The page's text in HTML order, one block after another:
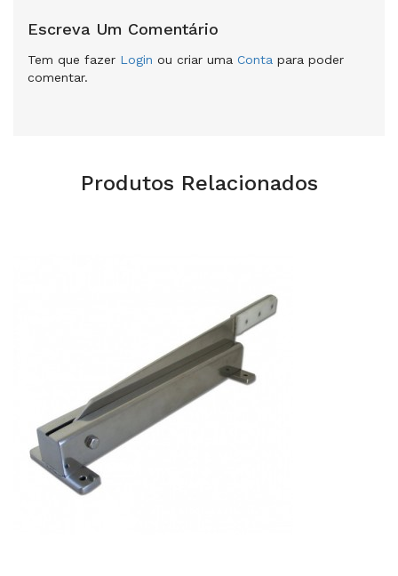
Escreva Um Comentário
Tem que fazer Login ou criar uma Conta para poder
comentar.
Produtos Relacionados